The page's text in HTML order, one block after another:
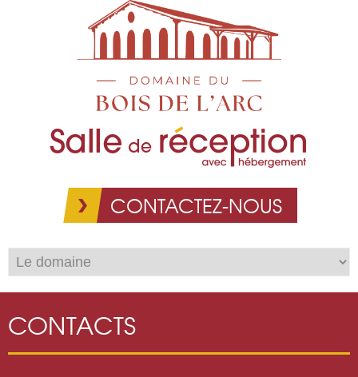
Aller au
contenu
CONTACTEZ-NOUS
CONTACTS